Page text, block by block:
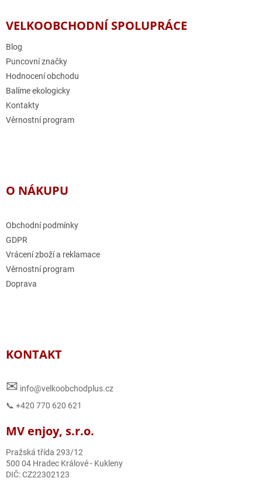
VELKOOBCHODNÍ SPOLUPRÁCE
Blog
Puncovní značky
Hodnocení obchodu
Balíme ekologicky
Kontakty
Věrnostní program
O NÁKUPU
Obchodní podmínky
GDPR
Vrácení zboží a reklamace
Věrnostní program
Doprava
KONTAKT
✉ info@velkoobchodplus.cz
📞 +420 770 620 621
MV enjoy, s.r.o.
Pražská třída 293/12
500 04 Hradec Králové - Kukleny
DIČ: CZ22302123